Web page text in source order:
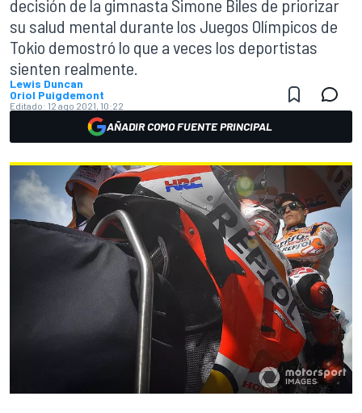
decisión de la gimnasta Simone Biles de priorizar
su salud mental durante los Juegos Olímpicos de
Tokio demostró lo que a veces los deportistas
sienten realmente.
Lewis Duncan
Oriol Puigdemont
Editado: 12 ago 2021, 10:22
AÑADIR COMO FUENTE PRINCIPAL